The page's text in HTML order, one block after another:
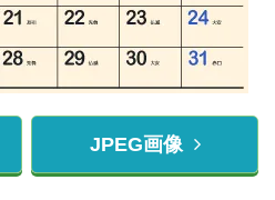
JPEG画像